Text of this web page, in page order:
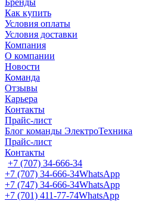
Бренды
Как купить
Условия оплаты
Условия доставки
Компания
О компании
Новости
Команда
Отзывы
Карьера
Контакты
Прайс-лист
Блог команды ЭлектроТехника
Прайс-лист
Контакты
+7 (707) 34-666-34
+7 (707) 34-666-34WhatsApp
+7 (747) 34-666-34WhatsApp
+7 (701) 411-77-74WhatsApp